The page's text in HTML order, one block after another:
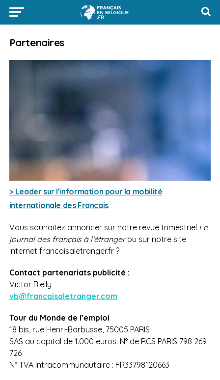
Partenaires
> Leader sur l’information pour la mobilité
internationale des Français
Vous souhaitez annoncer sur notre revue trimestriel Le
journal des français à l’étrangerou sur notre site
internet francaisaletranger.fr ?
Contact partenariats publicité :
Victor Bielly
vb@francaisaletranger.com
Tour du Monde de l’emploi
18 bis, rue Henri-Barbusse, 75005 PARIS
SAS au capital de 1.000 euros. N° de RCS PARIS 798 269
726
N° TVA Intracommunautaire : FR33798120663